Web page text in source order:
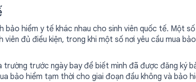
bảo hiểm y tế khác nhau cho sinh viên quốc tế. Một
đủ điều kiện, trong khi một số nơi yêu cầu mua
trường trước ngày bay để biết mình đã được đăng ký
bảo hiểm tạm thời cho giai đoạn đầu không và bảo